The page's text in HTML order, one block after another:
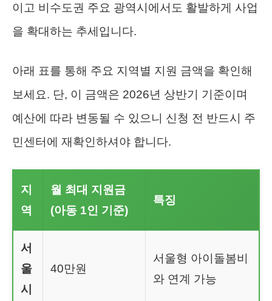
이고 비수도권 주요 광역시에서도 활발하게 사업
을 확대하는 추세입니다.
아래 표를 통해 주요 지역별 지원 금액을 확인해
보세요. 단, 이 금액은 2026년 상반기 기준이며
예산에 따라 변동될 수 있으니 신청 전 반드시 주
민센터에 재확인하셔야 합니다.
지
역
월 최대 지원금
(아동 1인 기준)
특징
서
울
시
40만원
서울형 아이돌봄비
와 연계 가능